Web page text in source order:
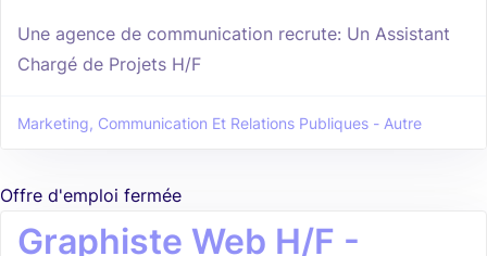
Une agence de communication recrute: Un Assistant
Chargé de Projets H/F
Marketing, Communication Et Relations Publiques - Autre
Offre d'emploi fermée
Graphiste Web H/F -